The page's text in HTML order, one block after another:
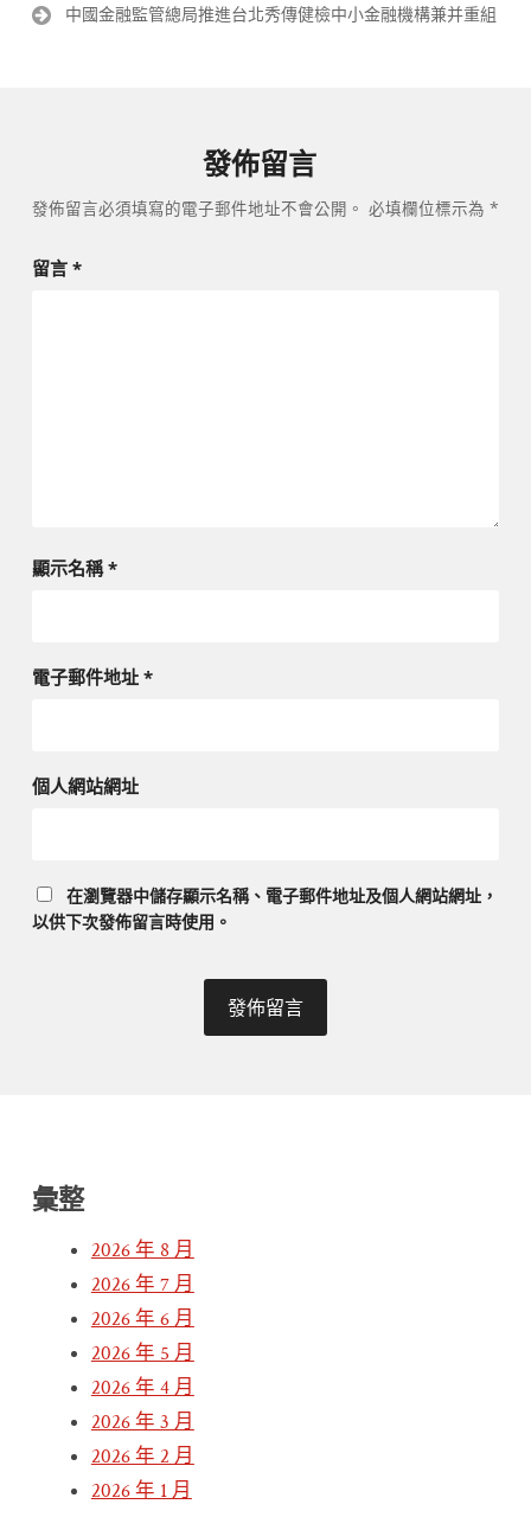
導
中國金融監管總局推進台北秀傳健檢中小金融機構兼并重組
發佈留言
發佈留言必須填寫的電子郵件地址不會公開。 必填欄位標示為 *
留言 *
顯示名稱*
電子郵件地址 *
個人網站網址
在瀏覽器中儲存顯示名稱、電子郵件地址及個人網站網址，
以供下次發佈留言時使用。
彙整
2026 年 8 月
2026 年 7 月
2026 年 6 月
2026 年 5 月
2026 年 4 月
2026 年 3 月
2026 年 2 月
2026 年 1 月